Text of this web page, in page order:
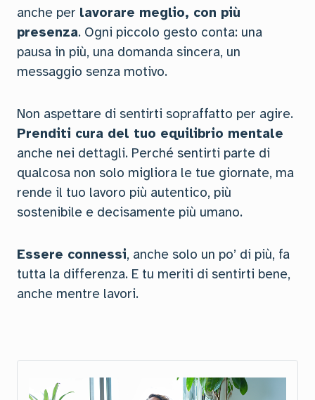
anche per lavorare meglio, con più
presenza. Ogni piccolo gesto conta: una
pausa in più, una domanda sincera, un
messaggio senza motivo.
Non aspettare di sentirti sopraffatto per agire.
Prenditi cura del tuo equilibrio mentale
anche nei dettagli. Perché sentirti parte di
qualcosa non solo migliora le tue giornate, ma
rende il tuo lavoro più autentico, più
sostenibile e decisamente più umano.
Essere connessi, anche solo un po’ di più, fa
tutta la differenza. E tu meriti di sentirti bene,
anche mentre lavori.